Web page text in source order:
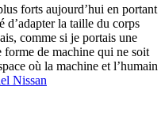
forts aujourd’hui en portant
d’adapter la taille du corps
comme si je portais une
de machine qui ne soit
où la machine et l’humain
Nissan